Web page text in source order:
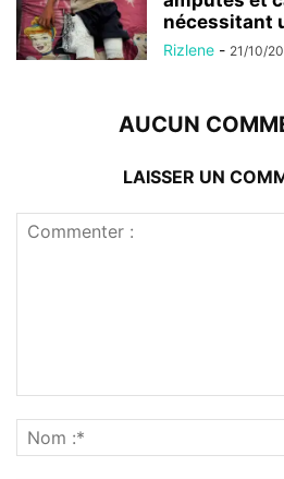
nécessitant
Rizlene - 21/10/
AUCUN
LAISSER UN